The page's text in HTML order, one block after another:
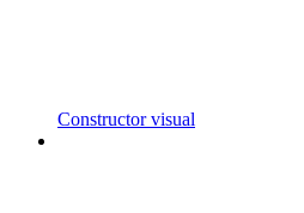
Constructor visual